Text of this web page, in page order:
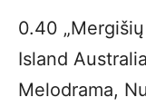
0.40
Island
Melodrama,